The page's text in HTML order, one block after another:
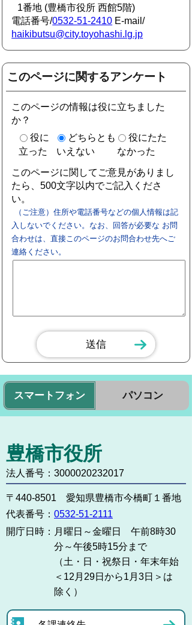
1番地 (豊橋市役所 西館5階)
電話番号/0532-51-2410 E-mail/
haikibutsu@city.toyohashi.lg.jp
このページに関するアンケート
このページの情報は役に立ちました
か？
役に
立った
どちらとも
いえない
役にたた
なかった
このページに関してご意見がありまし
たら、500文字以内でご記入くださ
い。
（ご注意）住所や電話番号などの個人情報は記
入しないでください。なお、回答が必要な お問
合わせは、直接このページのお問合わせ先へご
連絡ください。
スマートフォン パソコン
豊橋市役所
法人番号：3000020232017
〒440-8501 愛知県豊橋市今橋町１番地
代表番号： 0532-51-2111
開庁日時： 月曜日～金曜日 午前8時30
分～午後5時15分まで
（土・日・祝祭日・年末年始
＜12月29日から1月3日＞は
除く）